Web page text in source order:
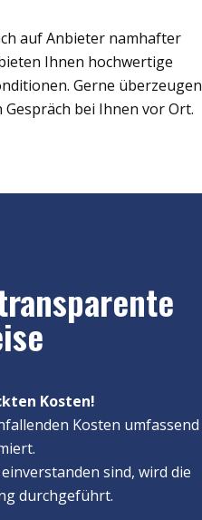
auf Anbieter namhafter
Ihnen hochwertige
Gerne überzeugen
bei Ihnen vor Ort.
Kosten!
Kosten umfassend
sind, wird die
durchgeführt.